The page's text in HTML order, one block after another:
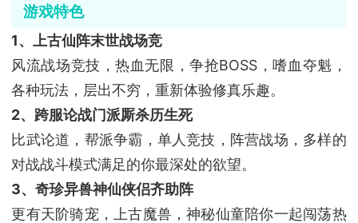
游戏特色
1、上古仙阵末世战场竞
风流战场竞技，热血无限，争抢BOSS，嗜血夺魁，
各种玩法，层出不穷，重新体验修真乐趣。
2、跨服论战门派厮杀历生死
比武论道，帮派争霸，单人竞技，阵营战场，多样的
对战战斗模式满足的你最深处的欲望。
3、奇珍异兽神仙侠侣齐助阵
更有天阶骑宠，上古魔兽，神秘仙童陪你一起闯荡热